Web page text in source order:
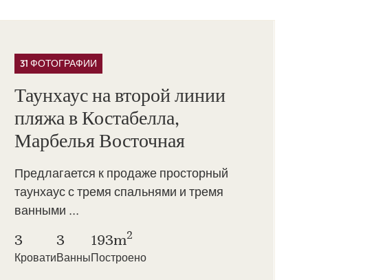
31 ФОТОГРАФИИ
Таунхаус на второй линии
пляжа в Костабелла,
Марбелья Восточная
Предлагается к продаже просторный
таунхаус с тремя спальнями и тремя
ванными ...
3
Кровати
3
Ванны
193m2
Построено